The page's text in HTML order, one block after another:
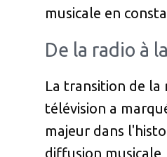
musicale en
De la radio à
La transition de la
télévision a
majeur dans
diffusion